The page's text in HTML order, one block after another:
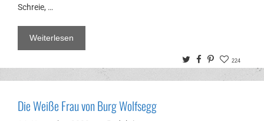
Schreie, …
Weiterlesen
TwitterFacebook
Pinterest
224
Die Weiße Frau von Burg Wolfsegg